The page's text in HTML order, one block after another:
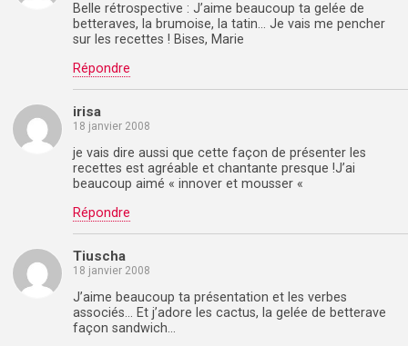
Belle rétrospective : J’aime beaucoup ta gelée de
betteraves, la brumoise, la tatin… Je vais me pencher
sur les recettes ! Bises, Marie
Répondre
irisa
18 janvier 2008
je vais dire aussi que cette façon de présenter les
recettes est agréable et chantante presque !J’ai
beaucoup aimé « innover et mousser «
Répondre
Tiuscha
18 janvier 2008
J’aime beaucoup ta présentation et les verbes
associés… Et j’adore les cactus, la gelée de betterave
façon sandwich…